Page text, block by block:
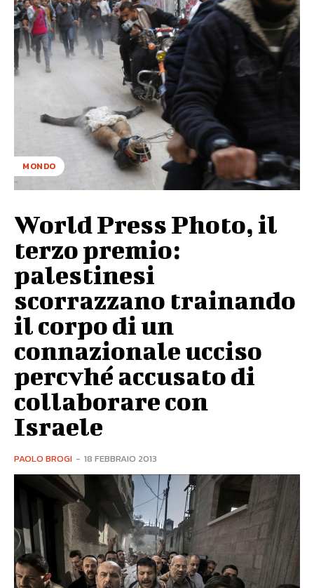
MONDO
World Press Photo, il
terzo premio:
palestinesi
scorrazzano trainando
il corpo di un
connazionale ucciso
percvhé accusato di
collaborare con
Israele
PAOLO BROGI - 18 FEBBRAIO 2013